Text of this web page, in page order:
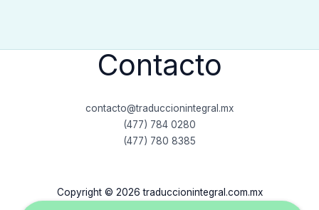
Contacto
contacto@traduccionintegral.mx
(477) 784 0280
(477) 780 8385
Copyright © 2026 traduccionintegral.com.mx